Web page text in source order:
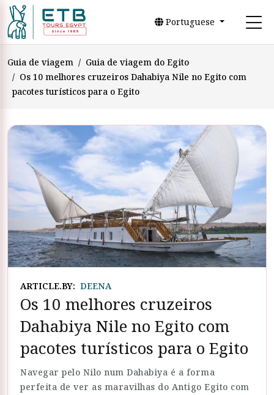
Portuguese
Guia de viagem
Guia de viagem do Egito
Os 10 melhores cruzeiros Dahabiya Nile no Egito com
pacotes turísticos para o Egito
ARTICLE.BY: DEENA
Os 10 melhores cruzeiros
Dahabiya Nile no Egito com
pacotes turísticos para o Egito
Navegar pelo Nilo num Dahabiya é a forma
perfeita de ver as maravilhas do Antigo Egito com